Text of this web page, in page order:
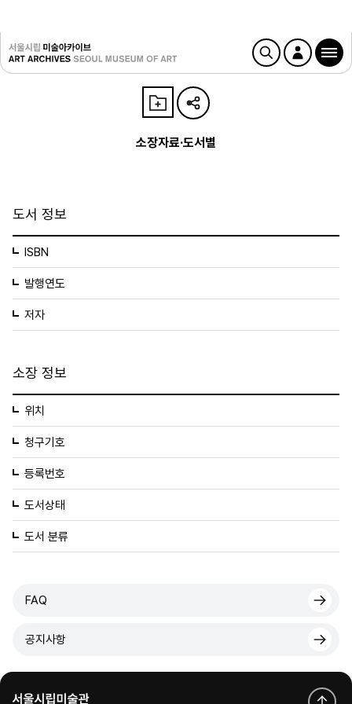
소장자료·도서별
도서 정보
ISBN
발행연도
저자
소장 정보
위치
청구기호
등록번호
도서상태
도서 분류
FAQ
공지사항